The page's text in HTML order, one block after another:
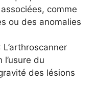
comme
ou des anomalies
L’arthroscanner
du
des lésions